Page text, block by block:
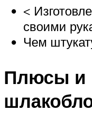
<
своими
Чем
Плюсы и